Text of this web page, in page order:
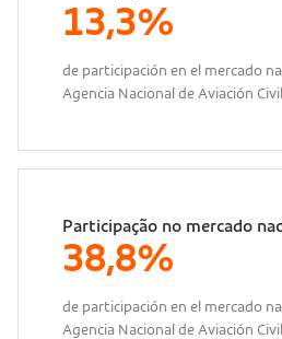
13,3%
de participación en el mercado
Agencia Nacional de Aviación Civil
Participação no mercado
38,8%
de participación en el mercado
Agencia Nacional de Aviación Civil